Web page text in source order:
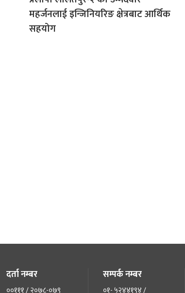
महर्जनलाई इन्जिनियरिङ क्षेत्रबाट आर्थिक
सहयोग
दर्ता नम्बर
००१११ / २०७८-०७९
सम्पर्क नम्बर
०१- ५२४४१९४ /